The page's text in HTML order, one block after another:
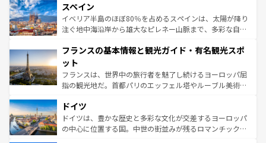
ろん、トスカーナの美しい田園風景やアマルフィ海岸の絶
景など、自然景観も見逃せない。観光の合間には、本場の
ピザやパスタなど、絶品のイタリア料理を堪能することも
ませてくれるイタリアで、忘れられない旅をしてみよう！
なお、新着のイタリア情報は
しい。
スペイン
イベリア半島のほぼ80％を占めるスペインは、太陽が降り
注ぐ地中海沿岸から雄大なピレネー山脈まで、多彩な自然
文化が根付くこの国では、情熱的なフラメンコ、熱気あふ
れる闘牛、そして美味しいタパスが生活の一部となってい
る。首都マドリードの洗練された雰囲気や、バルセロナの
アートに溢れた街角から、地方では古代ローマ遺跡や中世
せる。地方によって風土や気候が異なるスペインはその個
性で訪れる人を魅了する。 なお、新着のスペイン情報は コ
ンテンツ一覧を参照してほしい。
フランスの基本情報と観光ガイド・有名観光スポ
ット
フランスは、世界中の旅行者を魅了し続けるヨーロッパ屈
指の観光地だ。首都パリのエッフェル塔やルーブル美術館
で、幅広い魅力が詰まっている。華麗な宮殿、歴史的な大
聖堂、美しいビーチ、そして豊かな自然が、訪れる者を心
から魅了する。また、フランスは美食の国としても知ら
ドイツ
ドイツは、豊かな歴史と多彩な文化が交差するヨーロッパ
の中心に位置する国。中世の街並みが残るロマンチック街